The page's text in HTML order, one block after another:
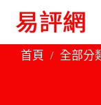
首頁 全部分